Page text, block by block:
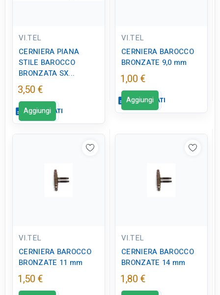
VI.TEL
CERNIERA PIANA
STILE BAROCCO
BRONZATA SX...
3,50 €
descriptionSCHEDA DATI
Aggiungi
VI.TEL
CERNIERA BAROCCO
BRONZATE 9,0 mm
1,00 €
descriptionSCHEDA DATI
Aggiungi
VI.TEL
CERNIERA BAROCCO
BRONZATE 11 mm
1,50 €
VI.TEL
CERNIERA BAROCCO
BRONZATE 14 mm
1,80 €